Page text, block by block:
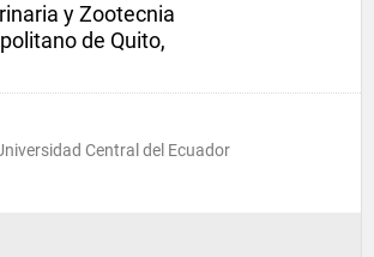
y Zootecnia
de Quito,
Central del Ecuador